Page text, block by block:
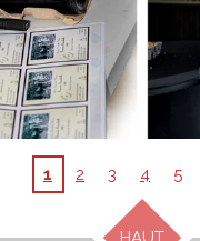
1 2 3 4 5